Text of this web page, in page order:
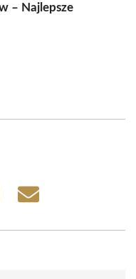
– Najlepsze
Share